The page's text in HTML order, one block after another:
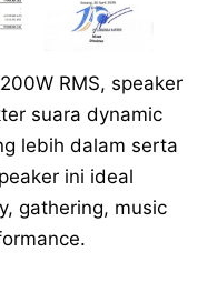
RMS, speaker
suara dynamic
lebih dalam serta
ini ideal
gathering, music